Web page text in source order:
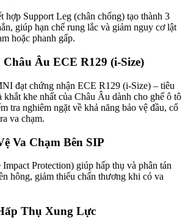
Support Leg (chân chống) tạo thành 3
giúp hạn chế rung lắc và giảm nguy cơ lật
hoặc phanh gấp.
Âu ECE R129 (i-Size)
đạt chứng nhận ECE R129 (i-Size) – tiêu
khắt khe nhất của Châu Âu dành cho ghế ô tô
tra nghiêm ngặt về khả năng bảo vệ đầu, cổ
va chạm.
Va Chạm Bên SIP
Protection) giúp hấp thụ và phân tán
hông, giảm thiểu chấn thương khi có va
Thụ Xung Lực